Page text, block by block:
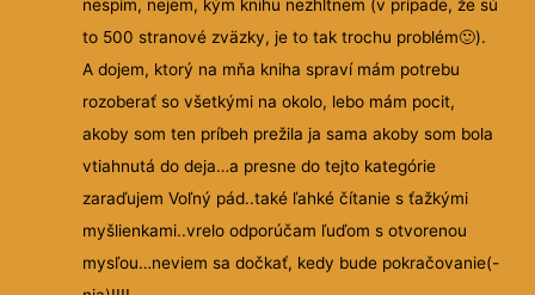
nespím, nejem, kým knihu nezhltnem (v prípade, že sú
to 500 stranové zväzky, je to tak trochu problém🙂).
A dojem, ktorý na mňa kniha spraví mám potrebu
rozoberať so všetkými na okolo, lebo mám pocit,
akoby som ten príbeh prežila ja sama akoby som bola
vtiahnutá do deja…a presne do tejto kategórie
zaraďujem Voľný pád..také ľahké čítanie s ťažkými
myšlienkami..vrelo odporúčam ľuďom s otvorenou
mysľou…neviem sa dočkať, kedy bude pokračovanie(-